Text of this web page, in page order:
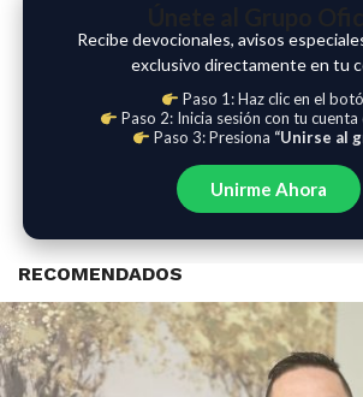
Recibe devocionales, avisos
exclusivo directamente en tu
Paso 1: Haz clic en el
Paso 2: Inicia sesión con tu cuenta
Paso 3: Presiona “Unirse al
Unirme Ahora
RECOMENDADOS